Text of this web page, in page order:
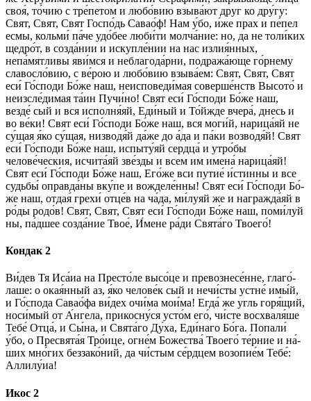
своя́, то́­чию с тре́петом и лю­бо́­вию взыва́ют друг ко дру́гу:
Свят, Свят, Свят Гос­по́дь Савао́ф! Нам у́бо, и́же прах и пе́пел
ес­мы, кольми́ па́­че удо́бее люби́ти молча́ние: но, да не толи́ких
щед­ро́т, в созда́нии и искупле́нии на нас излия́нных,
непа́мятливы яви́мся и неблагода́рни, подража́юще го́рнему
сла­во­сло́­вию, с ве́­рою и лю­бо́­вию взы­ва́­ем: Свят, Свят, Свят
еси́ Го́с­по­ди Бо́­же наш, неисповеди́мая соверше́нств Вы­со­то́ и
неизсле́димая та́­ин Пучи́но! Свят еси́ Го́с­по­ди Бо́­же наш,
везде́ сый и вся ис­пол­ня́­яй, Еди́ный и То́йжде вчера́, днесь и
во ве́­ки! Свят еси́ Го́с­по­ди Бо́­же наш, вся моги́й, нарица́яй не
су́щая я́ко су́щая, низводя́й да́же до а́да и па́­ки возводя́й! Свят
еси́ Го́с­по­ди Бо́­же наш, испыту́яй серд­ца́ и утро́бы
челове́ческия, исчита́яй зве́зды и всем им име­на́ нарица́яй!
Свят еси́ Го́с­по­ди Бо́­же наш, Его́­же вси путие́ и́стинны и все
судьбы́ оправда́ны вку́­пе и вожделе́нны! Свят еси́ Го́с­по­ди Бо́­
же наш, отдая́ гре­хи́ отце́в на ча́­да, ми́луяй же и награжда́яй в
ро́ды ро­до́в! Свят, Свят, Свят еси́ Го́с­по­ди Бо́­же наш, по­ми́­луй
ны, па́дшее со­зда́­ние Твое́, И́ме­не ра́­ди Свя­та́­го Тво­его́!
Кондак 2
Ви́­дев Тя Иса́иа на Престо́ле высо́це и превознесе́нне, гла­го́­
ла­ше: о окая́нный аз, я́ко че­ло­ве́к сый и нечи́сты устне́ имы́й,
и Го́с­по­да Савао́фа ви́дех очи́­ма мои́ма! Ег­да́ же угль горя́щий,
носи́мый от А́н­ге­ла, прикосну́ся усто́м его́, чи́сте восхваля́ше
Те­бе́ От­ца́, и Сы́­на, и Свя­та́­го Ду́­ха, Еди́­на­го Бо́­га. Попали́
у́бо, о Пре­свя­та́я Тро́­ице, огне́м Бо­же­ства́ Тво­его́ те́рние и на́­
ших мно́гих беззако́ний, да чи́стым се́рд­цем возопие́м Те­бе́:
Алли­лу́иа!
Икос 2